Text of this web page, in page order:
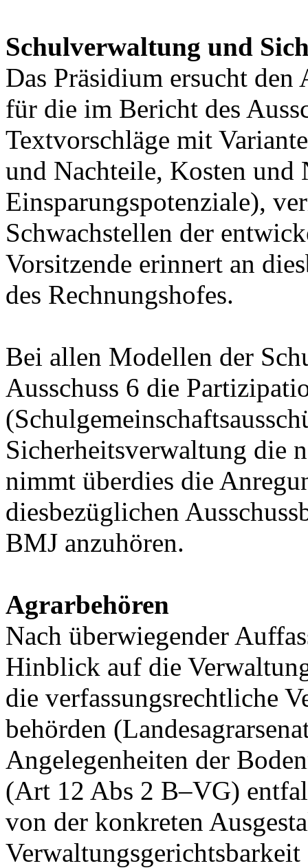
Schulverwaltung und
Das Präsidium ersucht den
für die im Bericht des
Textvorschläge mit
und Nachteile, Kosten und
Einsparungspotenziale),
Schwachstellen der
Vorsitzende erinnert an
des Rechnungshofes.
Bei allen Modellen der
Ausschuss 6 die
Sicherheitsverwaltung die
nimmt überdies die
diesbezüglichen
BMJ anzuhören.
Agrarbehören
Nach überwiegender
Hinblick auf die
die verfassungsrechtliche
behörden
Angelegenheiten der
(Art 12 Abs 2 B–VG)
von der konkreten